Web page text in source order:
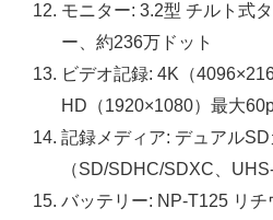
モニター: 3.2型 チルト式
ー、約236万ドット
ビデオ記録: 4K（
HD（1920×1080）最大
記録メディア: デュアルSD
（SD/SDHC/SDXC、UHS-
バッテリー: NP-T125 リ